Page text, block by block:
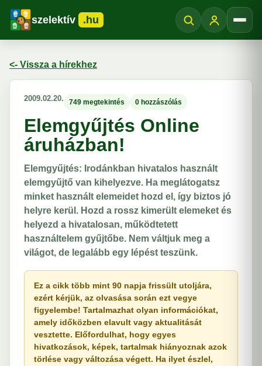
szelektív .hu
<- Vissza a hírekhez
2009.02.20. 749 megtekintés 0 hozzászólás
Elemgyűjtés Online
áruházban!
Elemgyűjtés: Irodánkban hivatalos használt
elemgyűjtő van kihelyezve. Ha meglátogatsz
minket használt elemeidet hozd el, így biztos jó
helyre kerül. Hozd a rossz kimerült elemeket és
helyezd a hivatalosan, működtetett
használtelem gyűjtőbe. Nem váltjuk meg a
világot, de legalább egy lépést teszünk.
Ez a cikk több mint 90 napja frissült utoljára,
ezért kérjük, az olvasása során ezt vegye
figyelembe! Tartalmazhat olyan információkat,
amely időközben elavult vagy aktualitását
vesztette. Előfordulhat, hogy egyes
hivatkozások, képek, tartalmak hiányoznak azok
törlése vagy változása végett. Ha ilyet észlel,